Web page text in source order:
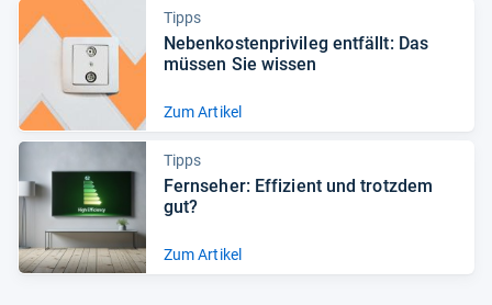
Tipps
Neben­kos­ten­pri­vi­leg ent­fällt: Das
müs­sen Sie wis­sen
Zum Artikel
Tipps
Fern­se­her: Effi­zi­ent und trotz­dem
gut?
Zum Artikel